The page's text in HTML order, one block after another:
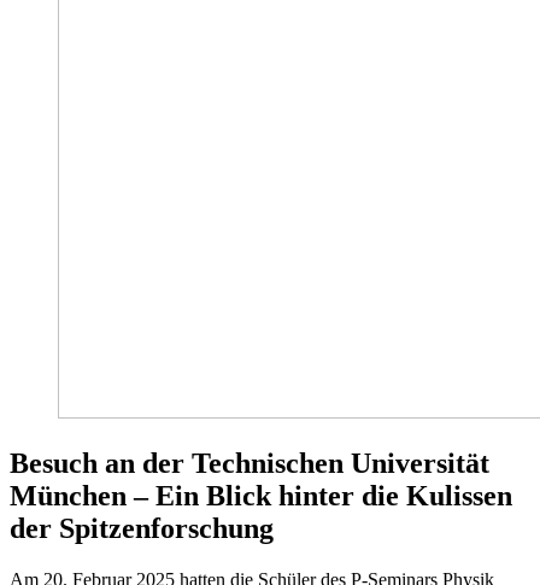
Besuch an der Technischen Universität
München – Ein Blick hinter die Kulissen
der Spitzenforschung
Am 20. Februar 2025 hatten die Schüler des P-Seminars Physik